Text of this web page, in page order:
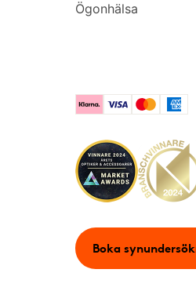
Ögonhälsa
KlarnaVisa Mastercard
Boka